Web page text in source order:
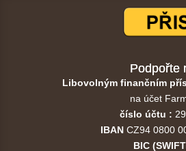
Podpořte
Libovolným finančním
na účet
číslo účtu :
IBANCZ94 0800
BIC